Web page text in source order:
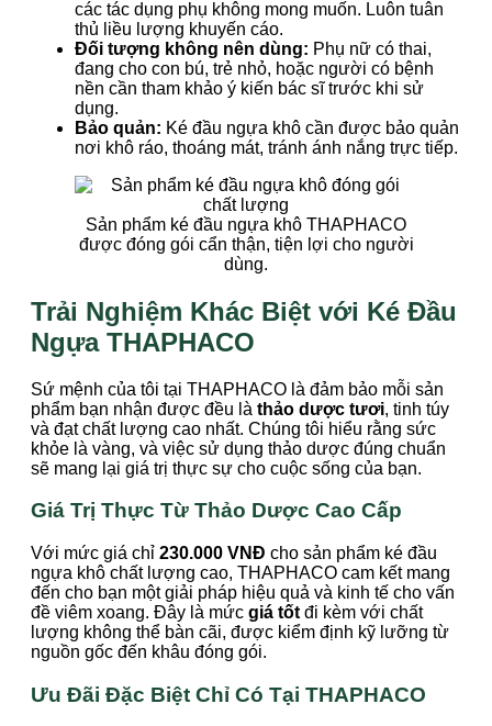
các tác dụng phụ không mong muốn. Luôn tuân
thủ liều lượng khuyến cáo.
Đối tượng không nên dùng: Phụ nữ có thai,
đang cho con bú, trẻ nhỏ, hoặc người có bệnh
nền cần tham khảo ý kiến bác sĩ trước khi sử
dụng.
Bảo quản: Ké đầu ngựa khô cần được bảo quản
nơi khô ráo, thoáng mát, tránh ánh nắng trực tiếp.
Sản phẩm ké đầu ngựa khô THAPHACO
được đóng gói cẩn thận, tiện lợi cho người
dùng.
Trải Nghiệm Khác Biệt với Ké Đầu
Ngựa THAPHACO
Sứ mệnh của tôi tại THAPHACO là đảm bảo mỗi sản
phẩm bạn nhận được đều là thảo dược tươi, tinh túy
và đạt chất lượng cao nhất. Chúng tôi hiểu rằng sức
khỏe là vàng, và việc sử dụng thảo dược đúng chuẩn
sẽ mang lại giá trị thực sự cho cuộc sống của bạn.
Giá Trị Thực Từ Thảo Dược Cao Cấp
Với mức giá chỉ 230.000 VNĐ cho sản phẩm ké đầu
ngựa khô chất lượng cao, THAPHACO cam kết mang
đến cho bạn một giải pháp hiệu quả và kinh tế cho vấn
đề viêm xoang. Đây là mức giá tốt đi kèm với chất
lượng không thể bàn cãi, được kiểm định kỹ lưỡng từ
nguồn gốc đến khâu đóng gói.
Ưu Đãi Đặc Biệt Chỉ Có Tại THAPHACO